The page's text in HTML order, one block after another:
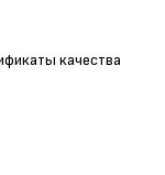
качества